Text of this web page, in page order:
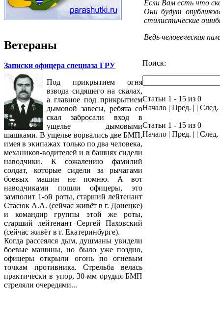
Ветераны
Записки офицера спецназа ГРУ
Под прикрытием огня
взвода сидящего на скалах,
а главное под прикрытием
дымовой завесы, ребята со
скал забросали вход в
ущелье дымовыми
шашками. В ущелье ворвались две БМП,
имея в экипажах только по два человека,
механиков-водителей и в башнях сидели
наводчики. К сожалению фамилий
солдат, которые сидели за рычагами
боевых машин не помню. А вот
наводчиками пошли офицеры, это
замполит 1-ой роты, старший лейтенант
Стасюк А.А. (сейчас живёт в г. Донецке)
и командир группы этой же роты,
старший лейтенант Сергей Паховский
(сейчас живёт в г. Екатеринбурге).
Когда рассеялся дым, душманы увидели
боевые машины, но было уже поздно,
офицеры открыли огонь по огневым
точкам противника. Стрельба велась
практически в упор, 30-мм орудия БМП
стреляли очередями...
Если Вам есть что
Они будут
стилистические
Ведь человеческая
Поиск:
Статьи 1 - 15 из 0
Начало | Пред. | |
Статьи 1 - 15 из 0
Начало | Пред. | |